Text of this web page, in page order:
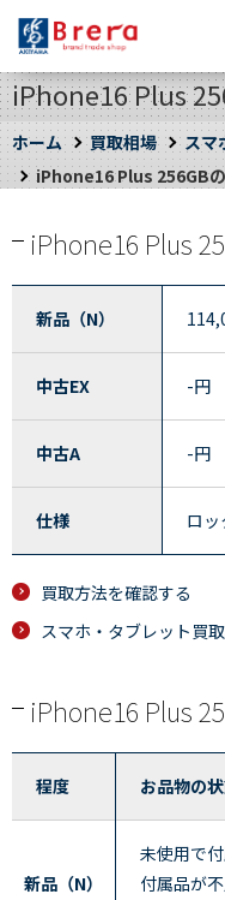
iPhone16 Plus
ホーム 買取相場
スマ
iPhone16 Plus 256GB
iPhone16 Plus
新品（N）
中古EX -円
中古A -円
仕様 ロ
買取方法を確認する
スマホ・タブレット買
iPhone16 Plus
程度 お品物の
新品（N）
未使用で
付属品が